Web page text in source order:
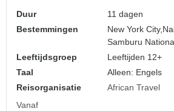
Duur
11 dagen
Bestemmingen
New York City,
Samburu
Leeftijdsgroep
Leeftijden 12+
Taal
Alleen: Engels
Reisorganisatie
African Travel
Vanaf